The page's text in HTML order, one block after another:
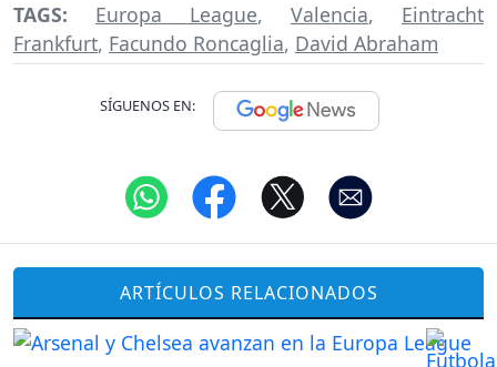
TAGS: Europa League, Valencia, Eintracht
Frankfurt, Facundo Roncaglia, David Abraham
SÍGUENOS EN:
ARTÍCULOS RELACIONADOS